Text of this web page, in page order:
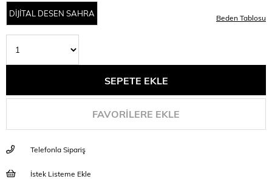
DİJİTAL DESEN SAHRA Beden Tablosu
FAVORILERE EKLE
Telefonla Sipariş
İstek Listeme Ekle